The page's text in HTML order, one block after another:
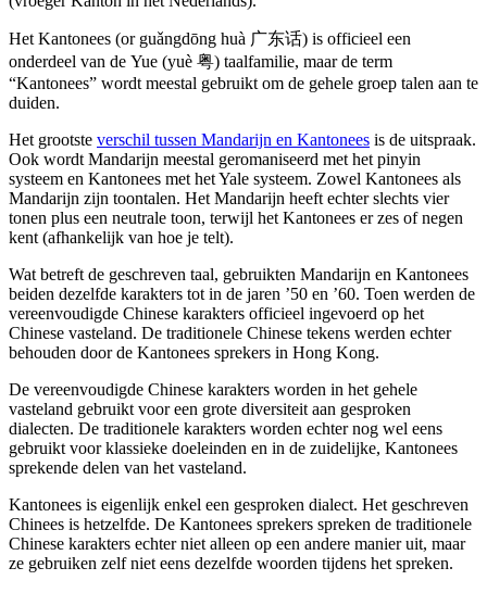
Het Kantonees (or guǎngdōng huà 广东话) is officieel een
onderdeel van de Yue (yuè 粤) taalfamilie, maar de term
“Kantonees” wordt meestal gebruikt om de gehele groep talen aan te
duiden.
Het grootste verschil tussen Mandarijn en Kantonees is de uitspraak.
Ook wordt Mandarijn meestal geromaniseerd met het pinyin
systeem en Kantonees met het Yale systeem. Zowel Kantonees als
Mandarijn zijn toontalen. Het Mandarijn heeft echter slechts vier
tonen plus een neutrale toon, terwijl het Kantonees er zes of negen
kent (afhankelijk van hoe je telt).
Wat betreft de geschreven taal, gebruikten Mandarijn en Kantonees
beiden dezelfde karakters tot in de jaren ’50 en ’60. Toen werden de
vereenvoudigde Chinese karakters officieel ingevoerd op het
Chinese vasteland. De traditionele Chinese tekens werden echter
behouden door de Kantonees sprekers in Hong Kong.
De vereenvoudigde Chinese karakters worden in het gehele
vasteland gebruikt voor een grote diversiteit aan gesproken
dialecten. De traditionele karakters worden echter nog wel eens
gebruikt voor klassieke doeleinden en in de zuidelijke, Kantonees
sprekende delen van het vasteland.
Kantonees is eigenlijk enkel een gesproken dialect. Het geschreven
Chinees is hetzelfde. De Kantonees sprekers spreken de traditionele
Chinese karakters echter niet alleen op een andere manier uit, maar
ze gebruiken zelf niet eens dezelfde woorden tijdens het spreken.